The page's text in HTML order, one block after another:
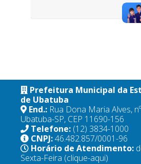
Prefeitura Municipal da
de Ubatuba
End.: Rua Dona Maria Alves,
Ubatuba-SP, CEP 11690-156
Telefone: (12) 3834-1000
CNPJ:46.482.857/0001-96
Horário de Atendimento:
Sexta-Feira (clique-aqui)